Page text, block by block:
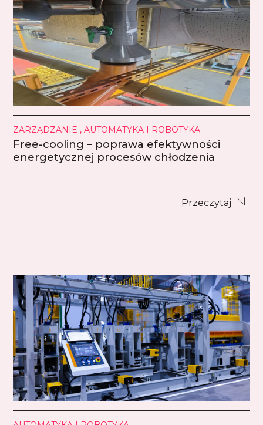
ZARZĄDZANIE , AUTOMATYKA I ROBOTYKA
Free-cooling – poprawa efektywności
energetycznej procesów chłodzenia
Przeczytaj